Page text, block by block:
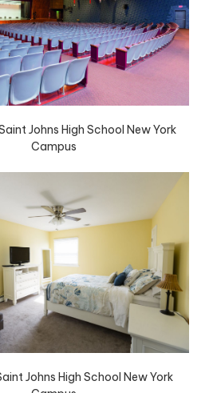
Johns High School New York
Campus
Johns High School New York